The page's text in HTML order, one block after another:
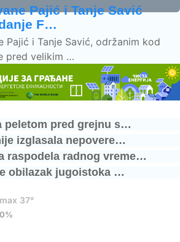
Pajić i Tanje Savić
F…
Pajić i Tanje Savić, održanim kod
pred velikim …
peletom pred grejnu s…
izglasala nepovere…
raspodela radnog vreme…
obilazak jugoistoka …
37°